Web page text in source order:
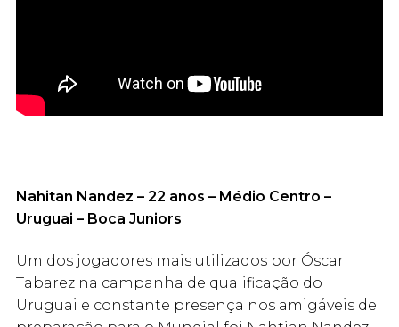
Nahitan Nandez – 22 anos – Médio Centro –
Uruguai – Boca Juniors
Um dos jogadores mais utilizados por Óscar
Tabarez na campanha de qualificação do
Uruguai e constante presença nos amigáveis de